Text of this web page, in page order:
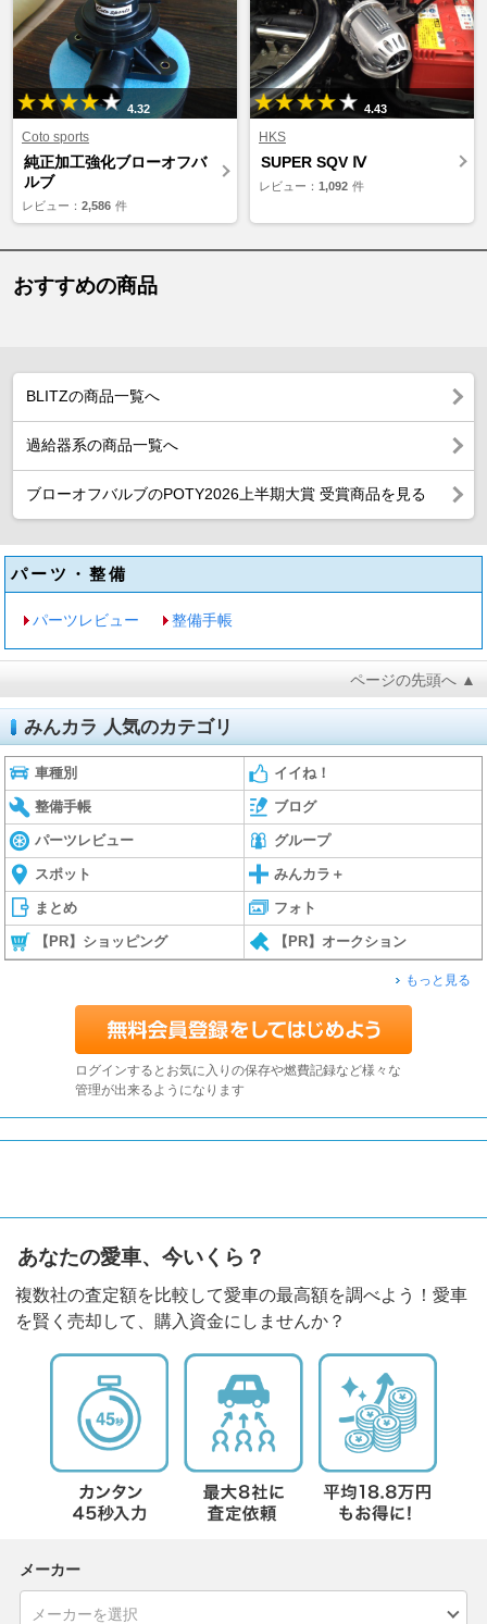
4.32
Coto sports
純正加工強化ブローオフバ
ルブ
レビュー： 2,586 件
4.43
HKS
SUPER SQV Ⅳ
レビュー： 1,092 件
おすすめの商品
BLITZの商品一覧へ
過給器系の商品一覧へ
ブローオフバルブのPOTY2026上半期大賞 受賞商品を見る
パーツ・整備
パーツレビュー 整備手帳
ページの先頭へ ▲
みんカラ 人気のカテゴリ
車種別 イイね！
整備手帳 ブログ
パーツレビュー グループ
スポット みんカラ＋
まとめ フォト
【PR】ショッピング 【PR】オークション
もっと見る
ログインするとお気に入りの保存や燃費記録など様々な
管理が出来るようになります
あなたの愛車、今いくら？
複数社の査定額を比較して愛車の最高額を調べよう！愛車
を賢く売却して、購入資金にしませんか？
メーカー